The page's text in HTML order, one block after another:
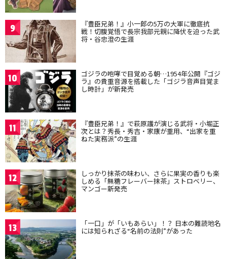
9 『豊臣兄弟！』小一郎の5万の大軍に徹底抗
戦！切腹覚悟で長宗我部元親に降伏を迫った武
将・谷忠澄の生涯
10 ゴジラの咆哮で目覚める朝…1954年公開『ゴジ
ラ』の貴重音源を搭載した「ゴジラ音声目覚ま
し時計」が新発売
11 『豊臣兄弟！』で萩原護が演じる武将・小堀正
次とは？秀長・秀吉・家康が重用、“出家を重
ねた実務派”の生涯
12 しっかり抹茶の味わい、さらに果実の香りも楽
しめる「無糖フレーバー抹茶」ストロベリー、
マンゴー新発売
13 「一口」が「いもあらい」！？ 日本の難読地名
には知られざる“名前の法則”があった